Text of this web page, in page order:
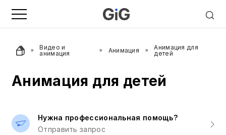
Видео и
анимация
Анимация
Анимация для
детей
Анимация для детей
Нужна профессиональная помощь?
Отправить запрос